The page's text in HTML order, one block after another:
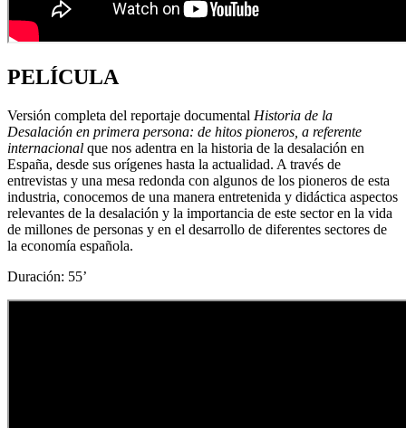
PELÍCULA
Versión completa del reportaje documental Historia de la
Desalación en primera persona: de hitos pioneros, a referente
internacional que nos adentra en la historia de la desalación en
España, desde sus orígenes hasta la actualidad. A través de
entrevistas y una mesa redonda con algunos de los pioneros de esta
industria, conocemos de una manera entretenida y didáctica aspectos
relevantes de la desalación y la importancia de este sector en la vida
de millones de personas y en el desarrollo de diferentes sectores de
la economía española.
Duración: 55’